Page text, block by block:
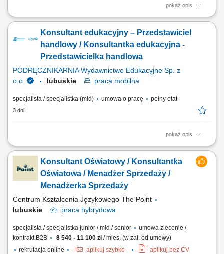
pokaż opis
Opis stanowiska: Kontaktowanie się z klientami z przypisanego portfolio
Analizowanie i opracowywanie strategii zarządzania i dosprzedaży kont
klientów; Rozwiązywanie problemów i doradzanie klientom w celu
zapewnienia...
Konsultant edukacyjny – Przedstawiciel
handlowy / Konsultantka edukacyjna -
Przedstawicielka handlowa
PODRĘCZNIKARNIA Wydawnictwo Edukacyjne Sp. z
o.o.
lubuskie praca mobilna
specjalista / specjalistka (mid) umowa o pracę pełny etat
3 dni
pokaż opis
Twoje zadania aktywne pozyskiwanie nowych klientów i rozwijanie
relacji z obecnymi placówkami, prowadzenie spotkań i prezentacji
sprzedażowych u klientów, sprzedaż pakietów edukacyjnych, pomocy
dydaktycznych, zabawek, elektroniki i wybranych usług,
przygotowywanie ofert dopasowanych do...
Konsultant Oświatowy / Konsultantka
Oświatowa / Menadżer Sprzedaży /
Menadżerka Sprzedaży
Centrum Kształcenia Językowego The Point
lubuskie
praca hybrydowa
specjalista / specjalistka junior / mid / senior
umowa zlecenie /
kontrakt B2B
8 540 - 11 100 zł/ mies. (w zal. od umowy)
rekrutacja online
aplikuj szybko aplikuj bez CV